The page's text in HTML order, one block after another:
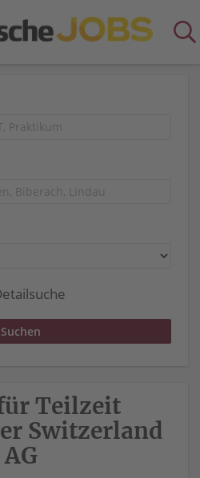
Teilzeit
Switzerland
AG